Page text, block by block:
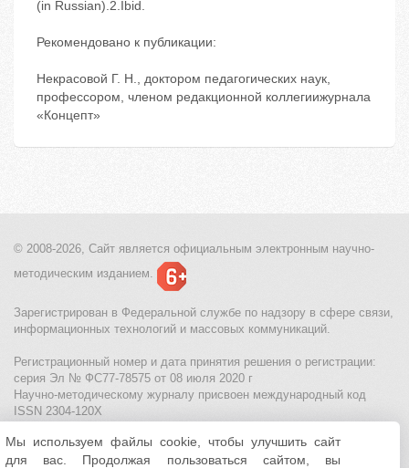
(in Russian).2.Ibid.
Рекомендовано к публикации:
Некрасовой Г. Н., доктором педагогических наук,
профессором, членом редакционной коллегиижурнала
«Концепт»
© 2008-2026, Сайт является официальным электронным научно-
методическим изданием.
Зарегистрирован в Федеральной службе по надзору в сфере связи,
информационных технологий и массовых коммуникаций.
Регистрационный номер и дата принятия решения о регистрации:
серия Эл № ФС77-78575 от 08 июля 2020 г
Научно-методическому журналу присвоен международный код
ISSN 2304-120X
МЦИТО|Школьные олимпиады и онлайн конкурсы для детей
Политика использования файлов cookie| Политика обработки и
Мы используем файлы cookie, чтобы улучшить сайт
для вас. Продолжая пользоваться сайтом, вы